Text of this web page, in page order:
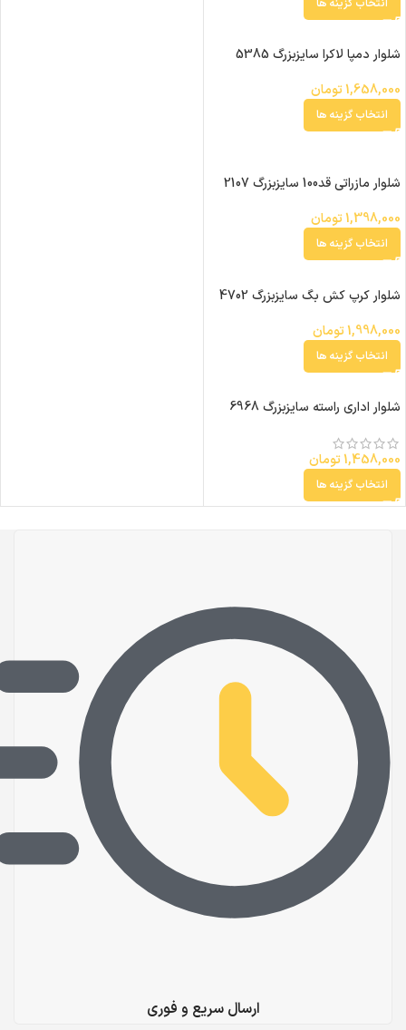
شلوار دمپا لاکرا سایزبزرگ 5385
1,658,000تومان
انتخاب گزینه ها
شلوار مازراتی قد100 سایزبزرگ 2107
1,398,000تومان
انتخاب گزینه ها
شلوار کرپ کش بگ سایزبزرگ 4702
1,998,000تومان
انتخاب گزینه ها
شلوار اداری راسته سایزبزرگ 6968
1,458,000تومان
انتخاب گزینه ها
ارسال سریع و فوری